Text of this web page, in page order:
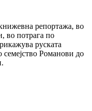
книжевна репортажа, во
во потрага по
руската
семејство Романови до